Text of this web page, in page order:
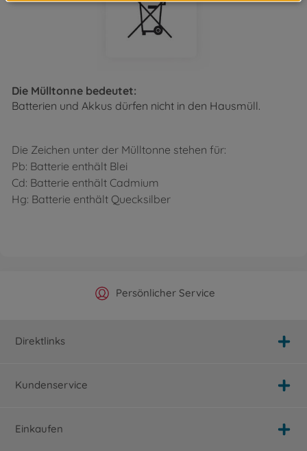
Die Mülltonne bedeutet:
Batterien und Akkus dürfen nicht in den Hausmüll.
Die Zeichen unter der Mülltonne stehen für:
Pb: Batterie enthält Blei
Cd: Batterie enthält Cadmium
Hg: Batterie enthält Quecksilber
Offizieller Hersteller Shop
Persönlicher Service
Versandkostenfrei ab 25€
Schnelle Lieferung
Direktlinks
Kundenservice
Einkaufen